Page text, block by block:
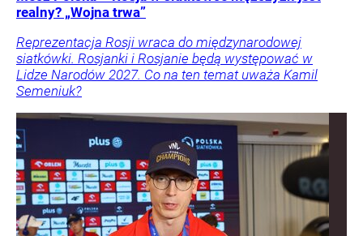
realny? „Wojna trwa”
Reprezentacja Rosji wraca do międzynarodowej
siatkówki. Rosjanki i Rosjanie będą występować w
Lidze Narodów 2027. Co na ten temat uważa Kamil
Semeniuk?